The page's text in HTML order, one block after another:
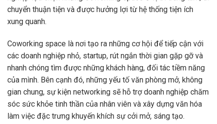
chuyển thuận tiện và được hưởng lợi từ hệ thống tiện ích
xung quanh.
Coworking space là nơi tạo ra những cơ hội để tiếp cận với
các doanh nghiệp nhỏ, startup, rút ngắn thời gian gặp gỡ và
nhanh chóng tìm được những khách hàng, đối tác tiềm năng
của mình. Bên cạnh đó, những yếu tố văn phòng mở, không
gian chung, sự kiện networking sẽ hỗ trợ doanh nghiệp chăm
sóc sức khỏe tinh thần của nhân viên và xây dựng văn hóa
làm việc đặc trưng khuyến khích sự cởi mở, sáng tạo.